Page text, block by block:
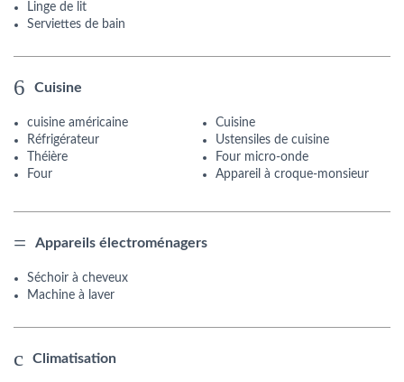
Linge de lit
Serviettes de bain
Cuisine
cuisine américaine
Cuisine
Réfrigérateur
Ustensiles de cuisine
Théière
Four micro-onde
Four
Appareil à croque-monsieur
Appareils électroménagers
Séchoir à cheveux
Machine à laver
Climatisation